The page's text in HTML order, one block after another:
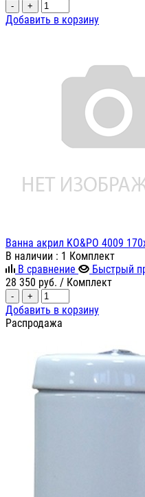
- +
Добавить в корзину
Ванна акрил KO&PO 4009
В наличии : 1 Комплект
В сравнение
Быстрый
28 350 руб. / Комплект
- +
Добавить в корзину
Распродажа